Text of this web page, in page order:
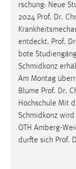
rschung: Neue
2024 Prof. Dr.
entdeckt. Prof. Dr
bote
Schmidkonz
Am Montag
Blume Prof. Dr.
Hochschule Mit
Schmidkonz
OTH Amberg-
durfte sich Prof.